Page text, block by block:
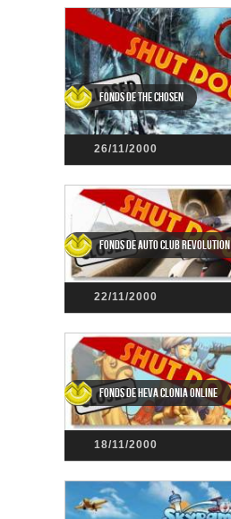
Fonds de The Chosen
26/11/2000
Fonds de Auto Club Revolution
22/11/2000
Fonds de Heva Clonia Online
18/11/2000